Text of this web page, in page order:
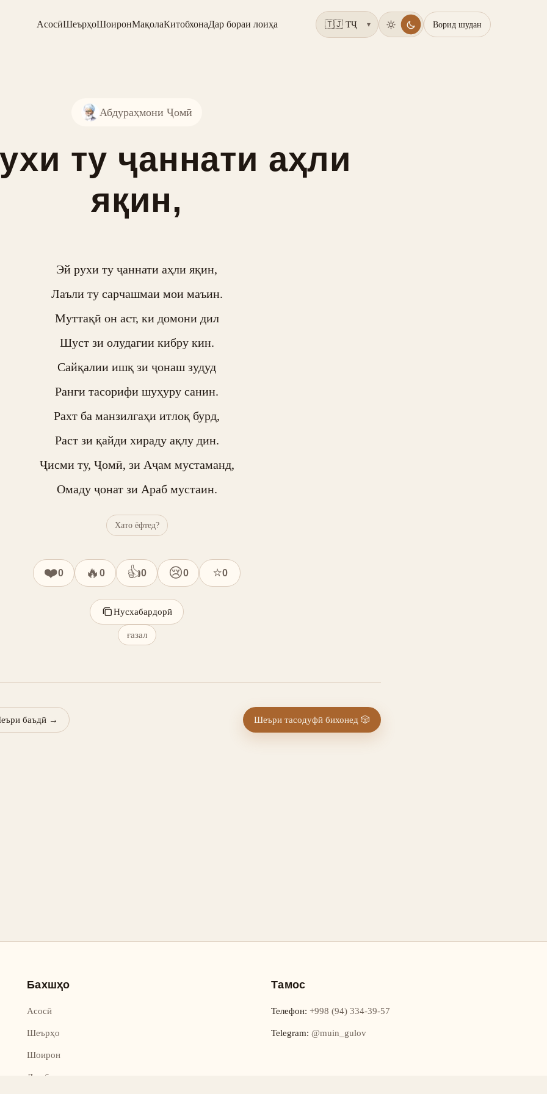
АсосӣШеърҳоШоиронМақолаКитобхонаДар бораи лоиҳа ▾ Ворид шудан
Абдураҳмони Ҷомӣ
ту ҷаннати аҳли
яқин,
Эй рухи ту ҷаннати аҳли яқин,
Лаъли ту сарчашмаи мои маъин.
Муттақӣ он аст, ки домони дил
Шуст зи олудагии кибру кин.
Сайқалии ишқ зи ҷонаш зудуд
Ранги тасорифи шуҳуру санин.
Рахт ба манзилгаҳи итлоқ бурд,
Раст зи қайди хираду ақлу дин.
Ҷисми ту, Ҷомӣ, зи Аҷам мустаманд,
Омаду ҷонат зи Араб мустаин.
Хато ёфтед?
❤️0 🔥 0 👍0 😢0 ⭐0
Нусхабардорӣ
ғазал
баъдӣ → Шеъри тасодуфӣ бихонед 🎲
Бахшҳо
Асосӣ
Шеърҳо
Шоирон
Дар бораи лоиҳа
Тамос
Телефон: +998 (94) 334-39-57
Telegram: @muin_gulov